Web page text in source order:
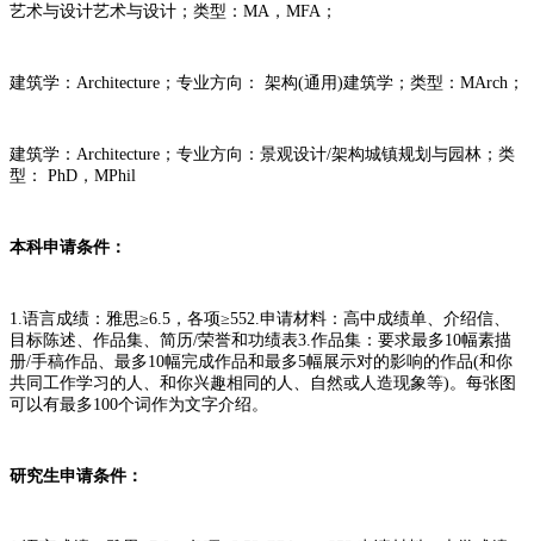
艺术与设计艺术与设计；类型：MA，MFA；
建筑学：Architecture；专业方向： 架构(通用)建筑学；类型：MArch；
建筑学：Architecture；专业方向：景观设计/架构城镇规划与园林；类
型： PhD，MPhil
本科申请条件：
1.语言成绩：雅思≥6.5，各项≥552.申请材料：高中成绩单、介绍信、
目标陈述、作品集、简历/荣誉和功绩表3.作品集：要求最多10幅素描
册/手稿作品、最多10幅完成作品和最多5幅展示对的影响的作品(和你
共同工作学习的人、和你兴趣相同的人、自然或人造现象等)。每张图
可以有最多100个词作为文字介绍。
研究生申请条件：